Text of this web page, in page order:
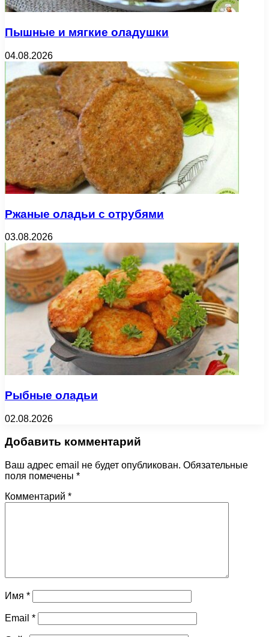
Пышные и мягкие оладушки
04.08.2026
Ржаные оладьи с отрубями
03.08.2026
Рыбные оладьи
02.08.2026
Добавить комментарий
Ваш адрес email не будет опубликован. Обязательные
поля помечены *
Комментарий *
Имя *
Email *